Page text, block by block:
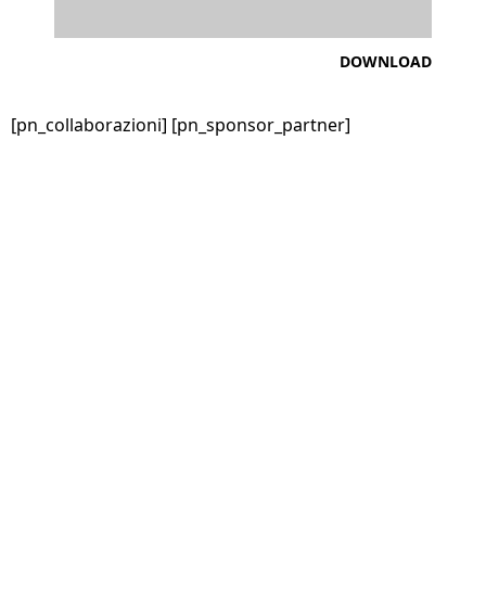
DOWNLOAD
[pn_collaborazioni] [pn_sponsor_partner]